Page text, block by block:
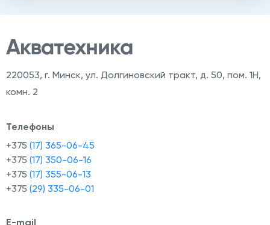
220053, г. Минск, ул. Долгиновский тракт, д. 50, пом. 1Н,
комн. 2
Телефоны
+375 (17) 365-06-45
+375 (17) 350-06-16
+375 (17) 355-06-13
+375 (29) 335-06-01
E-mail